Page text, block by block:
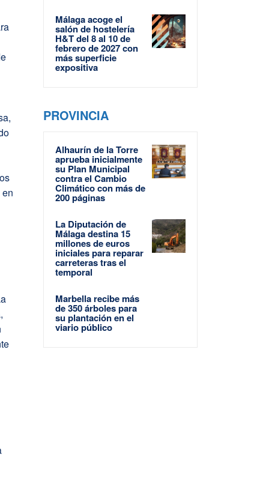
Málaga acoge el
salón de hostelería
H&T del 8 al 10 de
febrero de 2027 con
más superficie
expositiva
PROVINCIA
Alhaurín de la Torre
aprueba inicialmente
su Plan Municipal
contra el Cambio
Climático con más de
200 páginas
La Diputación de
Málaga destina 15
millones de euros
iniciales para reparar
carreteras tras el
temporal
Marbella recibe más
de 350 árboles para
su plantación en el
viario público